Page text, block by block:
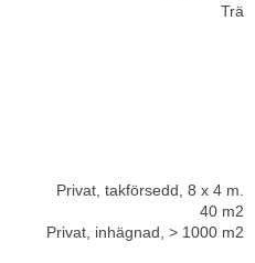
Trä
Privat, takförsedd, 8 x 4 m.
40 m2
Privat, inhägnad, > 1000 m2